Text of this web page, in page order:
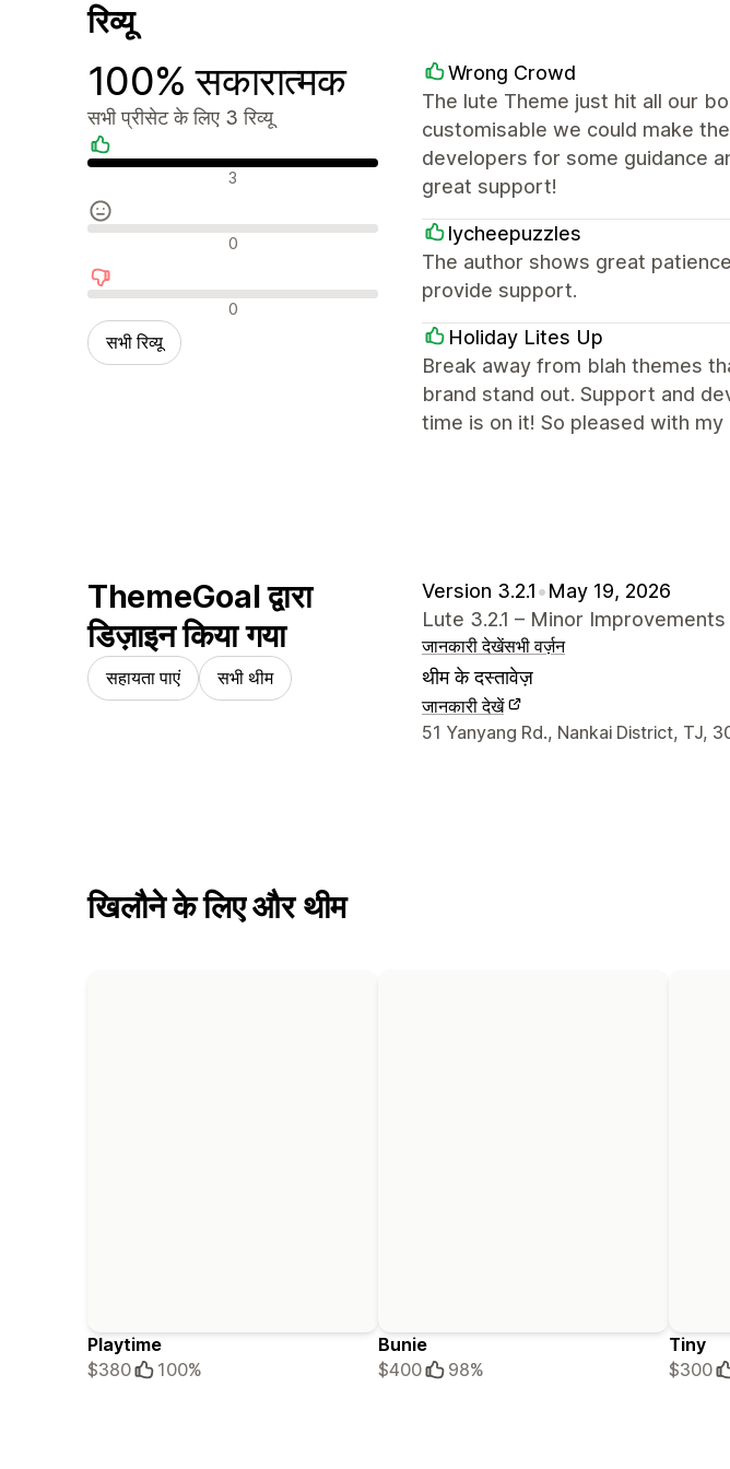
रिव्यू
100% सकारात्मक
सभी प्रीसेट के लिए 3 रिव्यू
सकारात्मक रिव्यू 3
न्यूट्रल रिव्यू 0
नकारात्मक रिव्यू 0
सभी रिव्यू
Wrong Crowd
The lute Theme just hit all our
customisable we could make
developers for some guidance
great support!
lycheepuzzles
The author shows great
provide support.
Holiday Lites Up
Break away from blah themes
brand stand out. Support and
time is on it! So pleased with
ThemeGoal द्वारा
डिज़ाइन किया गया
सहायता पाएं सभी थीम
Version 3.2.1•May 19, 2026
Lute 3.2.1 – Minor Improvements
जानकारी देखेंसभी वर्ज़न
थीम के दस्तावेज़
जानकारी देखें
डिज़ाइनर के संपर्क की जानकारी
51 Yanyang Rd., Nankai District, TJ,
खिलौने के लिए और थीम
Playtime
$380
100%
Bunie
$400
98%
Tiny
$300